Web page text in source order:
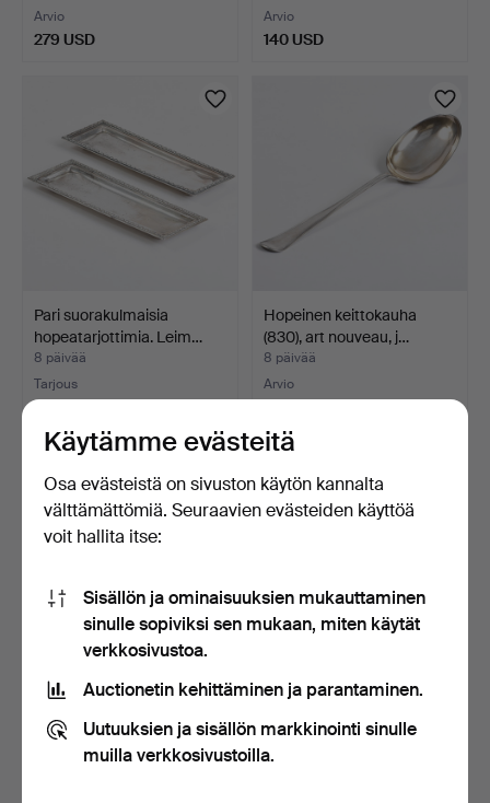
Arvio
279 USD
Arvio
140 USD
Pari suorakulmaisia
hopeatarjottimia. Leim…
8 päivää
Tarjous
47 USD
Hopeinen keittokauha
(830), art nouveau, j…
8 päivää
Arvio
Kokoelma hopealusikoita
(sterling ja 830) …
8 päivää
EVALD NIELSEN. (1879-
1958). Keittokauha ho…
8 päivää
Arvio
Käytämme evästeitä
Osa evästeistä on sivuston käytön kannalta
välttämättömiä. Seuraavien evästeiden käyttöä
voit hallita itse:
Sisällön ja ominaisuuksien mukauttaminen
sinulle sopiviksi sen mukaan, miten käytät
verkkosivustoa.
Auctionetin kehittäminen ja parantaminen.
Uutuuksien ja sisällön markkinointi sinulle
muilla verkkosivustoilla.